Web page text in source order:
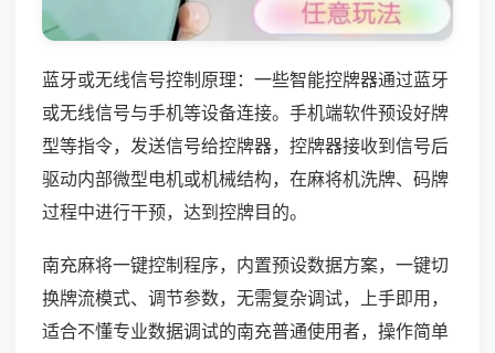
蓝牙或无线信号控制原理：一些智能控牌器通过蓝牙
或无线信号与手机等设备连接。手机端软件预设好牌
型等指令，发送信号给控牌器，控牌器接收到信号后
驱动内部微型电机或机械结构，在麻将机洗牌、码牌
过程中进行干预，达到控牌目的。
南充麻将一键控制程序，内置预设数据方案，一键切
换牌流模式、调节参数，无需复杂调试，上手即用，
适合不懂专业数据调试的南充普通使用者，操作简单